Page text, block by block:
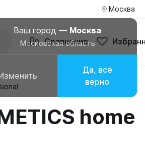
Москва
Ваш город — Москва
Московская область
Да, всё
верно
Сравнение
смартфонов
home